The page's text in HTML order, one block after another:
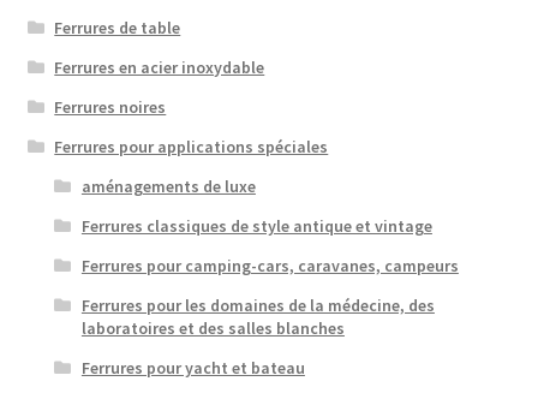
Ferrures de table
Ferrures en acier inoxydable
Ferrures noires
Ferrures pour applications spéciales
aménagements de luxe
Ferrures classiques de style antique et vintage
Ferrures pour camping-cars, caravanes, campeurs
Ferrures pour les domaines de la médecine, des
laboratoires et des salles blanches
Ferrures pour yacht et bateau